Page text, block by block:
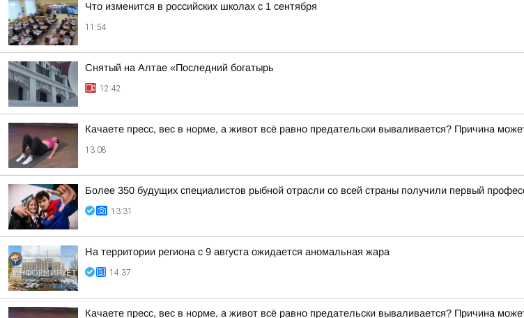
Что изменится в российских школах с 1 сентября
11:54
Снятый на Алтае «Последний богатырь
12:42
Качаете пресс, вес в норме, а живот всё равно предательски вываливается? Причина
13:08
Более 350 будущих специалистов рыбной отрасли со всей страны получили первый
13:31
На территории региона с 9 августа ожидается аномальная жара
14:37
Качаете пресс, вес в норме, а живот всё равно предательски вываливается? Причина